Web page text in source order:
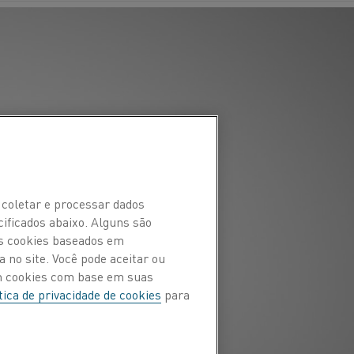
e processar dados
abaixo. Alguns são
cookies baseados em
site. Você pode aceitar ou
com base em suas
de privacidade de cookies para